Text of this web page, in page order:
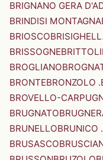
BRIGNANO GERA
BRINDISI MONTAGNA
BRIOSCO
BRISSOGNEBRITTOLI
BROGLIANO
BRONTEBRONZOLO
BROVELLO-
BRUGNATO
BRUNELLOBRUNICO
BRUSASCO